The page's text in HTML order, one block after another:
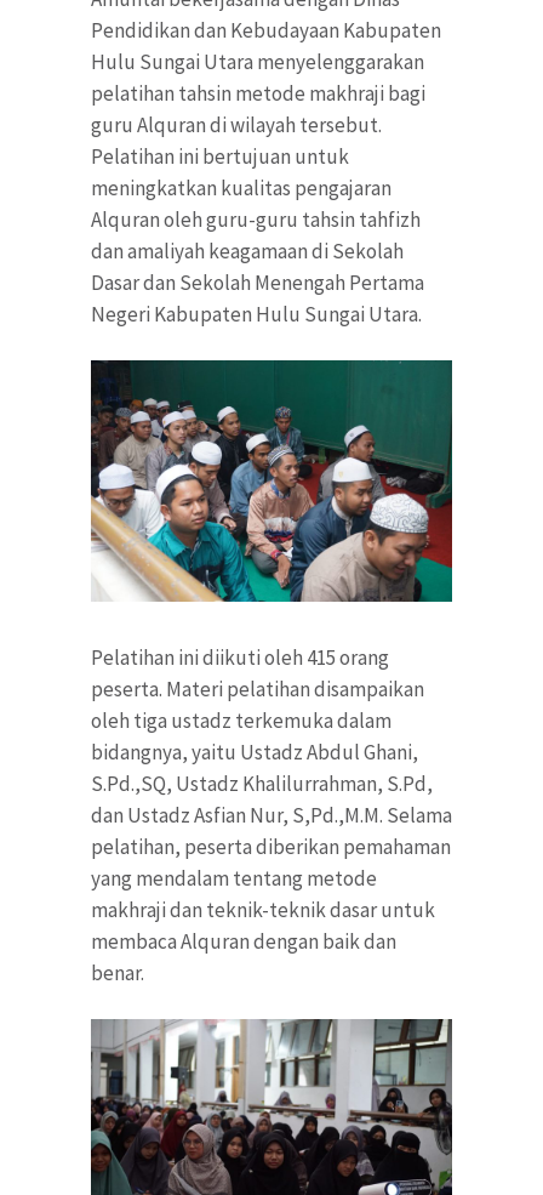
Pendidikan dan Kebudayaan Kabupaten
Hulu Sungai Utara menyelenggarakan
pelatihan tahsin metode makhraji bagi
guru Alquran di wilayah tersebut.
Pelatihan ini bertujuan untuk
meningkatkan kualitas pengajaran
Alquran oleh guru-guru tahsin tahfizh
dan amaliyah keagamaan di Sekolah
Dasar dan Sekolah Menengah Pertama
Negeri Kabupaten Hulu Sungai Utara.
Pelatihan ini diikuti oleh 415 orang
peserta. Materi pelatihan disampaikan
oleh tiga ustadz terkemuka dalam
bidangnya, yaitu Ustadz Abdul Ghani,
S.Pd.,SQ, Ustadz Khalilurrahman, S.Pd,
dan Ustadz Asfian Nur, S,Pd.,M.M. Selama
pelatihan, peserta diberikan pemahaman
yang mendalam tentang metode
makhraji dan teknik-teknik dasar untuk
membaca Alquran dengan baik dan
benar.